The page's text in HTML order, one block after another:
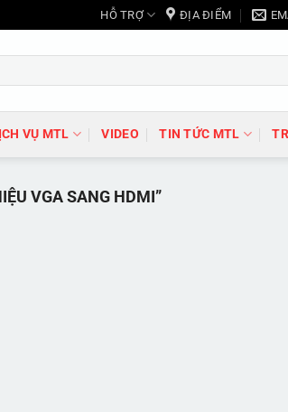
HỖ TRỢ ĐỊA ĐIỂM
VỤ MTL VIDEO TIN TỨC MTL
VGA SANG HDMI”